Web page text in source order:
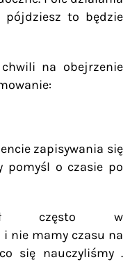
pójdziesz to będzie
na obejrzenie
zapisywania się
pomyśl o czasie po
często w
nie mamy czasu na
się nauczyliśmy .